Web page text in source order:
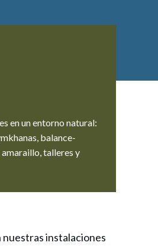
en un entorno natural:
balance-
talleres y
instalaciones